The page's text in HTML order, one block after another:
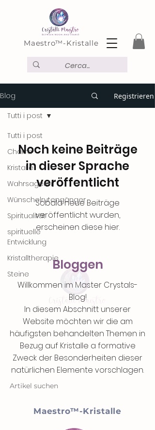
Maestro™-Kristalle
Blog Registrieren
Tutti i post
Chakra
Kristalle
Wahrsagerei
Wünschelrutengänger
Spiritualität
spirituelle
Entwicklung
Kristalltherapie
Steine
Tutti i post
Noch keine Beiträge
in dieser Sprache
veröffentlicht
Sobald neue Beiträge
veröffentlicht wurden,
erscheinen diese hier.
Bloggen
Willkommen im Master Crystals-
Blog!
In diesem Abschnitt unserer
Website möchten wir die am
häufigsten behandelten Themen in
Bezug auf Kristalle a formative
Zweck der Besonderheiten dieser
natürlichen Elemente vorschlagen.
Artikel suchen
Maestro™-Kristalle